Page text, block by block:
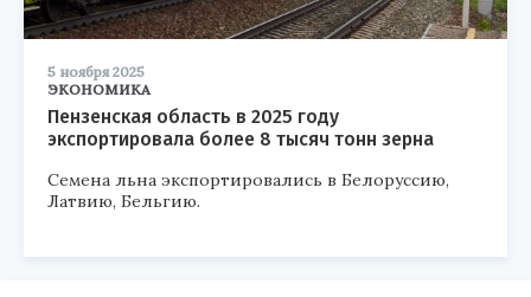
5 ноября 2025
ЭКОНОМИКА
Пензенская область в 2025 году
экспортировала более 8 тысяч тонн зерна
Семена льна экспортировались в Белоруссию,
Латвию, Бельгию.